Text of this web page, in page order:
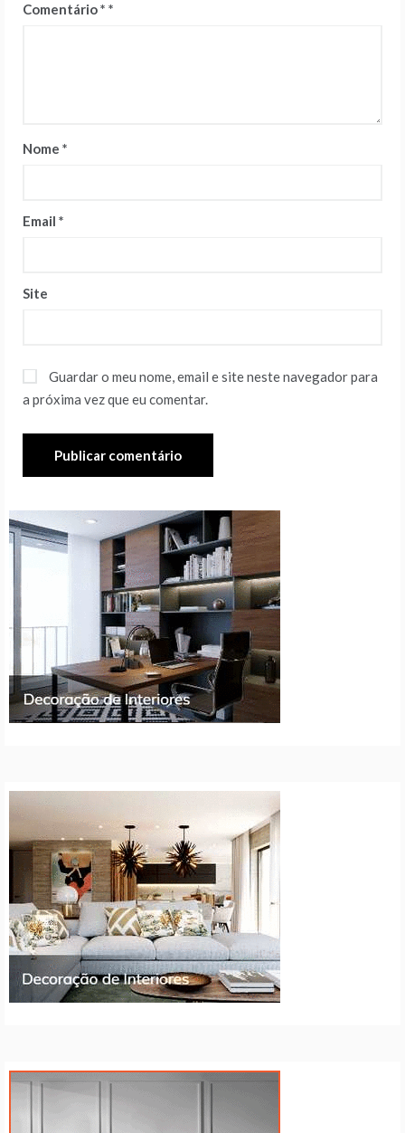
Comentário*
Nome *
Email *
Site
Guardar o meu nome, email e site neste navegador para
a próxima vez que eu comentar.